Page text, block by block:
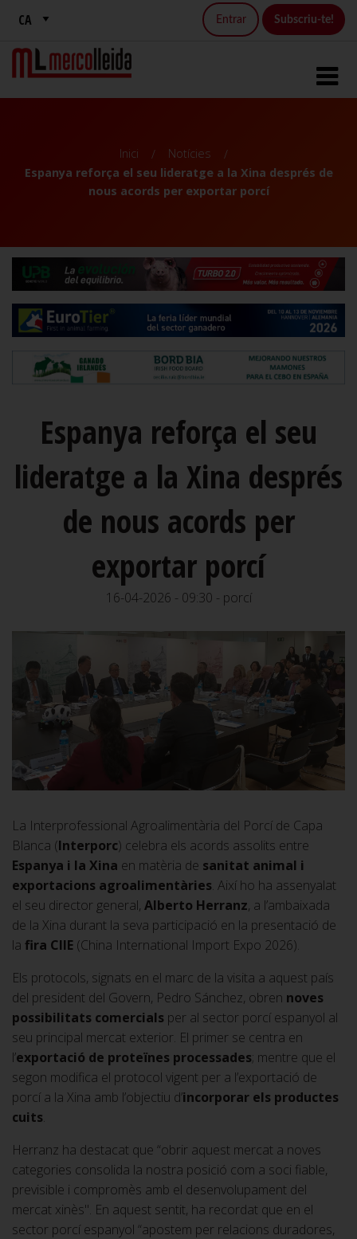
Entrar Subscriu-te!
Inici
Notícies
Espanya reforça el seu lideratge a la Xina després de
nous acords per exportar porcí
Espanya reforça el seu
lideratge a la Xina després
de nous acords per
exportar porcí
16-04-2026 - 09:30 - porcí
La Interprofessional Agroalimentària del Porcí de Capa
Blanca (Interporc) celebra els acords assolits entre
Espanya i la Xina en matèria de sanitat animal i
exportacions agroalimentàries. Així ho ha assenyalat
el seu director general, Alberto Herranz, a l’ambaixada
de la Xina durant la seva participació en la presentació de
la fira CIIE (China International Import Expo 2026).
Els protocols, signats en el marc de la visita a aquest país
del president del Govern, Pedro Sánchez, obren noves
possibilitats comercials per al sector porcí espanyol al
seu principal mercat exterior. El primer se centra en
l’exportació de proteïnes processades; mentre que el
segon modifica el protocol vigent per a l’exportació de
porcí a la Xina amb l’objectiu d’incorporar els productes
cuits.
Herranz ha destacat que “obrir aquest mercat a noves
categories consolida la nostra posició com a soci fiable,
previsible i compromès amb el desenvolupament del
mercat xinès". En aquest sentit, ha recordat que en el
sector porcí espanyol “apostem per relacions duradores,